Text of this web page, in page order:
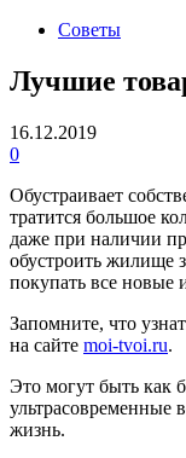
Советы
Лучшие
16.12.2019
0
Обустраивает
тратится большое
даже при наличии
обустроить жилище
покупать все новые
Запомните, что
на сайте moi-tvoi.ru.
Это могут быть как
ультрасовременные
жизнь.